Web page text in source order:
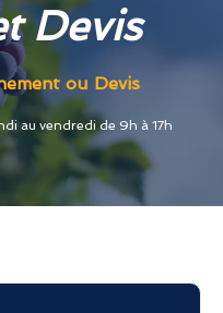
Devis
ou Devis
au vendredi de 9h à 17h